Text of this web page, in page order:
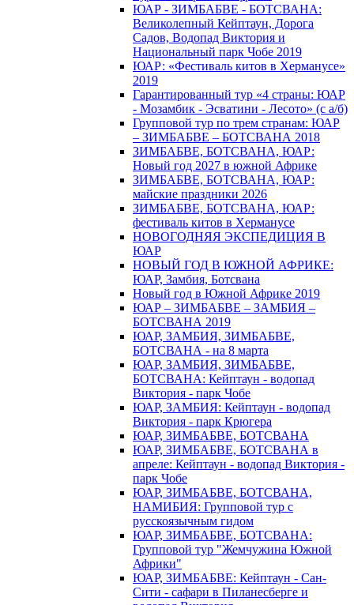
ЮАР - ЗИМБАБВЕ - БОТСВАНА:
Великолепный Кейптаун, Дорога
Садов, Водопад Виктория и
Национальный парк Чобе 2019
ЮАР: «Фестиваль китов в Херманусе»
2019
Гарантированный тур «4 страны: ЮАР
- Мозамбик - Эсватини - Лесото» (с а/б)
Групповой тур по трем странам: ЮАР
– ЗИМБАБВЕ – БОТСВАНА 2018
ЗИМБАБВЕ, БОТСВАНА, ЮАР:
Новый год 2027 в южной Африке
ЗИМБАБВЕ, БОТСВАНА, ЮАР:
майские праздники 2026
ЗИМБАБВЕ, БОТСВАНА, ЮАР:
фестиваль китов в Херманусе
НОВОГОДНЯЯ ЭКСПЕДИЦИЯ В
ЮАР
НОВЫЙ ГОД В ЮЖНОЙ АФРИКЕ:
ЮАР, Замбия, Ботсвана
Новый год в Южной Африке 2019
ЮАР – ЗИМБАБВЕ – ЗАМБИЯ –
БОТСВАНА 2019
ЮАР, ЗАМБИЯ, ЗИМБАБВЕ,
БОТСВАНА - на 8 марта
ЮАР, ЗАМБИЯ, ЗИМБАБВЕ,
БОТСВАНА: Кейптаун - водопад
Виктория - парк Чобе
ЮАР, ЗАМБИЯ: Кейптаун - водопад
Виктория - парк Крюгера
ЮАР, ЗИМБАБВЕ, БОТСВАНА
ЮАР, ЗИМБАБВЕ, БОТСВАНА в
апреле: Кейптаун - водопад Виктория -
парк Чобе
ЮАР, ЗИМБАБВЕ, БОТСВАНА,
НАМИБИЯ: Групповой тур с
русскоязычным гидом
ЮАР, ЗИМБАБВЕ, БОТСВАНА:
Групповой тур "Жемчужина Южной
Африки"
ЮАР, ЗИМБАБВЕ: Кейптаун - Сан-
Сити - сафари в Пиланесберге и